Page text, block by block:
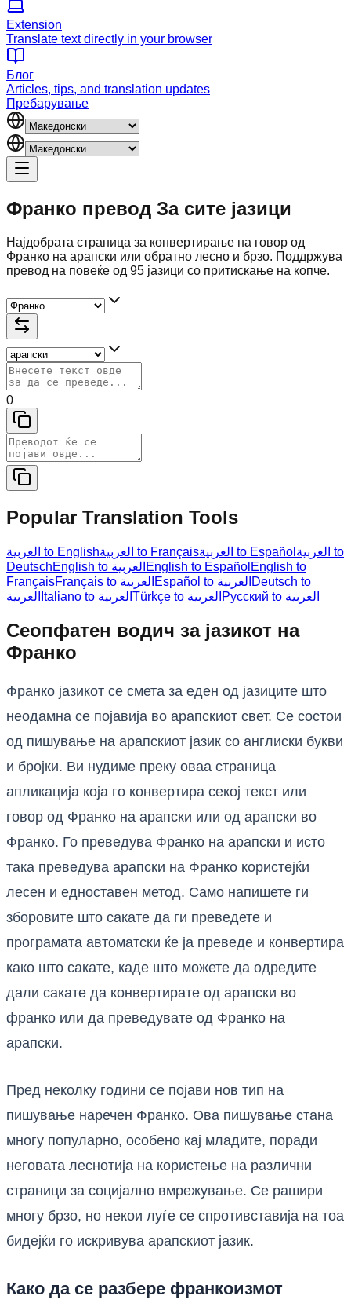
Extension
Translate text directly in your browser
Блог
Articles, tips, and translation updates
Пребарување
Франко превод За сите јазици
Најдобрата страница за конвертирање на говор од
Франко на арапски или обратно лесно и брзо. Поддржува
превод на повеќе од 95 јазици со притискање на копче.
0
Popular Translation Tools
العربية to English العربية to Français العربية to Español العربية to
Deutsch
English to العربية English to Español English to
Français
Français to العربية Español to العربية Deutsch to
العربية
Italiano to العربية Türkçe to العربية Русский to العربية
Сеопфатен водич за јазикот на
Франко
Франко јазикот се смета за еден од јазиците што
неодамна се појавија во арапскиот свет. Се состои
од пишување на арапскиот јазик со англиски букви
и бројки. Ви нудиме преку оваа страница
апликација која го конвертира секој текст или
говор од Франко на арапски или од арапски во
Франко. Го преведува Франко на арапски и исто
така преведува арапски на Франко користејќи
лесен и едноставен метод. Само напишете ги
зборовите што сакате да ги преведете и
програмата автоматски ќе ја преведе и конвертира
како што сакате, каде што можете да одредите
дали сакате да конвертирате од арапски во
франко или да преведувате од Франко на
арапски.
Пред неколку години се појави нов тип на
пишување наречен Франко. Ова пишување стана
многу популарно, особено кај младите, поради
неговата леснотија на користење на различни
страници за социјално вмрежување. Се рашири
многу брзо, но некои луѓе се спротивставија на тоа
бидејќи го искривува арапскиот јазик.
Како да се разбере франкоизмот